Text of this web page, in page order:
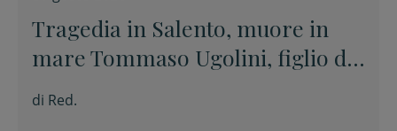
Tragedia in Salento, muore in
mare Tommaso Ugolini, figlio del
primario di Chirurgia e nipote
della consigliera regionale
di Red.